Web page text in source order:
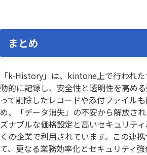
まとめ
「k-History」は、kintone上で行われ
動的に記録し、安全性と透明性を高め
って削除したレコードや添付ファイル
め、「データ消失」の不安から解放さ
ズナブルな価格設定と高いセキュリテ
くの企業で利用されています。この連
て、更なる業務効率化とセキュリティ強